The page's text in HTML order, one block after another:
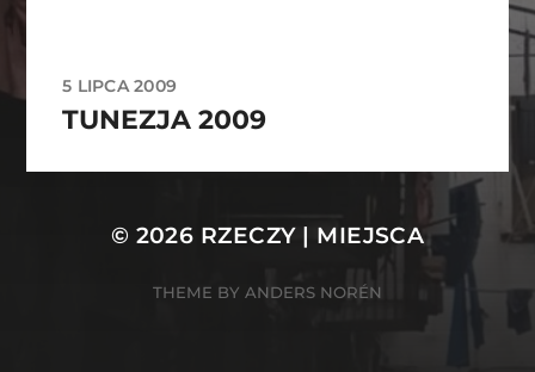
5 LIPCA 2009
TUNEZJA 2009
© 2026 RZECZY | MIEJSCA
THEME BY ANDERS NORÉN